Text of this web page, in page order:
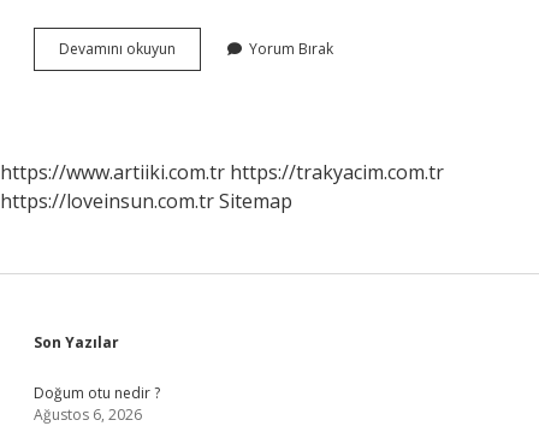
Devamını okuyun
Kullanıcı
Yorum Bırak
https://www.artiiki.com.tr https://trakyacim.com.tr
https://loveinsun.com.trSitemap
Sidebar
Son Yazılar
Doğum otu nedir ?
Ağustos 6, 2026